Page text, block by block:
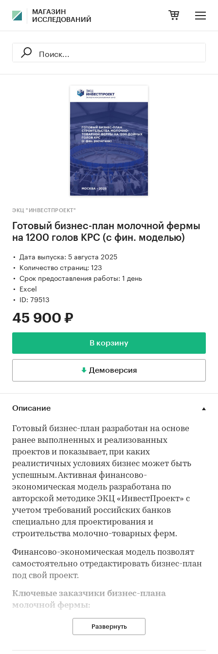
МАГАЗИН
ИССЛЕДОВАНИЙ
ЭКЦ "ИНВЕСТПРОЕКТ"
Готовый бизнес-план молочной фермы
на 1200 голов КРС (с фин. моделью)
Дата выпуска: 5 августа 2025
Количество страниц: 123
Срок предоставления работы: 1 день
Excel
ID: 79513
45 900 ₽
В корзину
Демоверсия
Описание
Готовый бизнес-план разработан на основе
ранее выполненных и реализованных
проектов и показывает, при каких
реалистичных условиях бизнес может быть
успешным. Активная финансово-
экономическая модель разработана по
авторской методике ЭКЦ «ИнвестПроект» с
учетом требований российских банков
специально для проектирования и
строительства молочно-товарных ферм.
Финансово-экономическая модель позволят
самостоятельно отредактировать бизнес-план
под свой проект.
Ключевые заказчики бизнес-плана
молочной фермы:
инвесторы и инициаторы проекта
бизнеса
Развернуть